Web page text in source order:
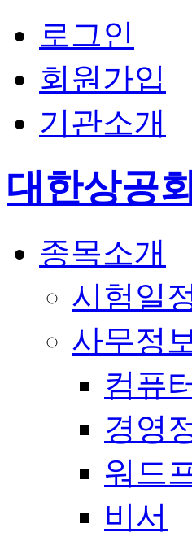
로그인
회원가입
기관소개
대한상공
종목소개
시험일
사무정
컴퓨
경영
워드
비서